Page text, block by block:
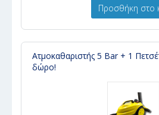
Προσθήκη στο
Ατμοκαθαριστής 5 Bar + 1
δώρο!